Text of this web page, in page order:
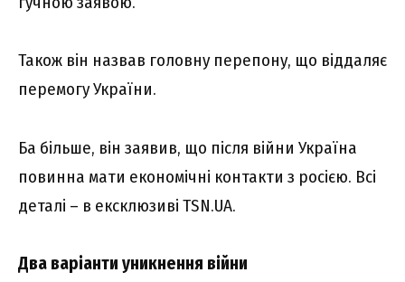
Також він назвав головну перепону, що віддаляє
перемогу України.
Ба більше, він заявив, що після війни Україна
повинна мати економічні контакти з росією. Всі
деталі – в ексклюзиві TSN.UA.
Два варіанти уникнення війни